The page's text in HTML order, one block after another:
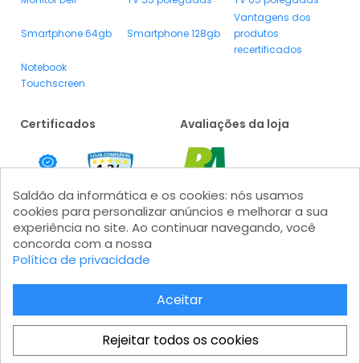
Smartphone 64gb Smartphone 128gb
Vantagens dos
produtos
recertificados
Notebook
Touchscreen
Certificados Avaliações da loja
Formas de pagamento
Saldão da informática e os cookies: nós usamos
cookies para personalizar anúncios e melhorar a sua
experiência no site. Ao continuar navegando, você
concorda com a nossa
Política de privacidade
Aceitar
Rejeitar todos os cookies